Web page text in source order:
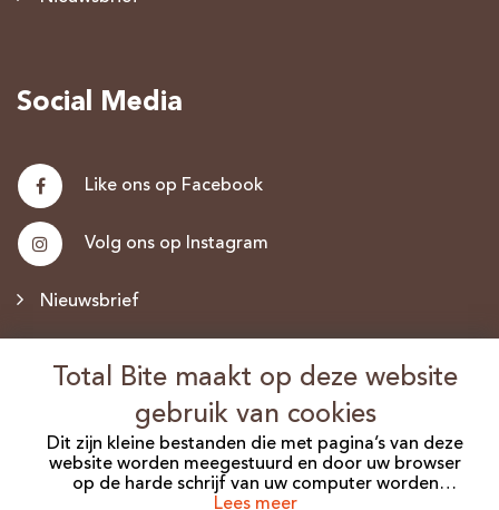
Social Media
Like ons op Facebook
Volg ons op Instagram
Nieuwsbrief
©2026 Total Bite. Alle Rechten Voorbehouden.
Total Bite maakt op deze website
gebruik van cookies
Dit zijn kleine bestanden die met pagina’s van deze
website worden meegestuurd en door uw browser
op de harde schrijf van uw computer worden
opgeslagen. Er zijn verschillende soorten cookies die
Lees meer